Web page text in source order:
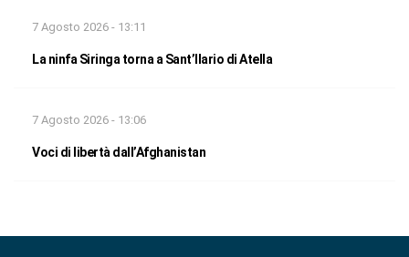
7 Agosto 2026 - 13:11
La ninfa Siringa torna a Sant’Ilario di Atella
7 Agosto 2026 - 13:06
Voci di libertà dall’Afghanistan